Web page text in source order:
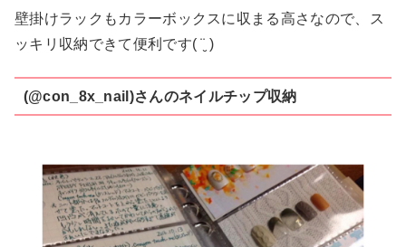
壁掛けラックもカラーボックスに収まる高さなので、ス
ッキリ収納できて便利です( ¨̮ )
(@con_8x_nail)さんのネイルチップ収納